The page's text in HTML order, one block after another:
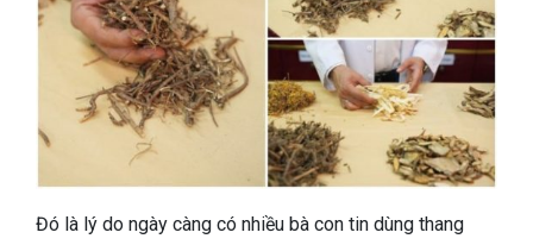
Đó là lý do ngày càng có nhiều bà con tin dùng thang